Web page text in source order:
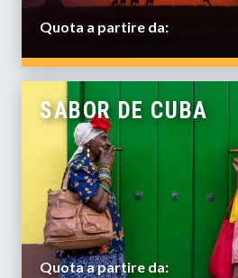
Quota a partire da:
SABOR DE CUBA
Quota a partire da: